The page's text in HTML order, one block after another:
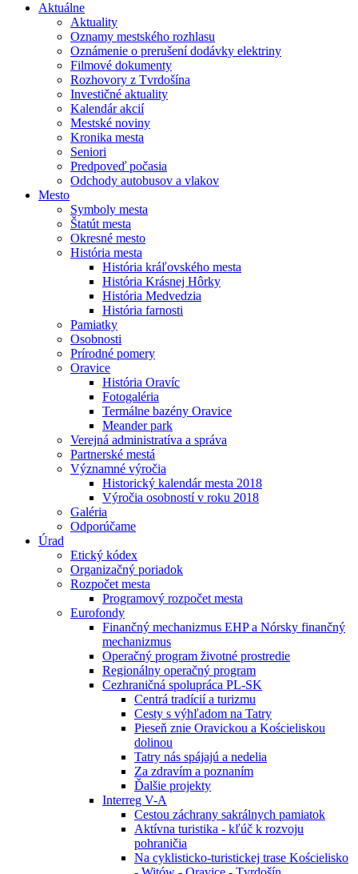
Aktuálne
Aktuality
Oznamy mestského rozhlasu
Oznámenie o prerušení dodávky elektriny
Filmové dokumenty
Rozhovory z Tvrdošína
Investičné aktuality
Kalendár akcií
Mestské noviny
Kronika mesta
Seniori
Predpoveď počasia
Odchody autobusov a vlakov
Mesto
Symboly mesta
Štatút mesta
Okresné mesto
História mesta
História kráľovského mesta
História Krásnej Hôrky
História Medvedzia
História farnosti
Pamiatky
Osobnosti
Prírodné pomery
Oravice
História Oravíc
Fotogaléria
Termálne bazény Oravice
Meander park
Verejná administratíva a správa
Partnerské mestá
Významné výročia
Historický kalendár mesta 2018
Výročia osobností v roku 2018
Galéria
Odporúčame
Úrad
Etický kódex
Organizačný poriadok
Rozpočet mesta
Programový rozpočet mesta
Eurofondy
Finančný mechanizmus EHP a Nórsky finančný
mechanizmus
Operačný program životné prostredie
Regionálny operačný program
Cezhraničná spolupráca PL-SK
Centrá tradícií a turizmu
Cesty s výhľadom na Tatry
Pieseň znie Oravickou a Kościeliskou
dolinou
Tatry nás spájajú a nedelia
Za zdravím a poznaním
Ďalšie projekty
Interreg V-A
Cestou záchrany sakrálnych pamiatok
Aktívna turistika - kľúč k rozvoju
pohraničia
Na cyklisticko-turistickej trase Kościelisko